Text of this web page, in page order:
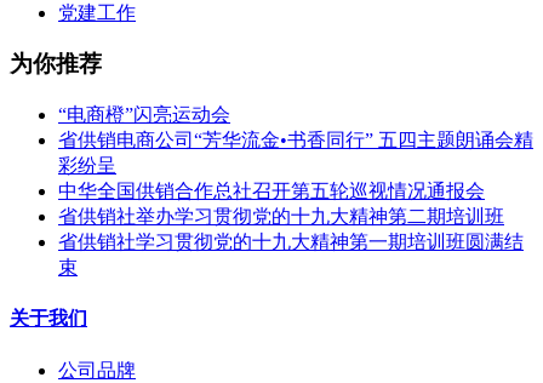
党建工作
为你推荐
“电商橙”闪亮运动会
省供销电商公司“芳华流金•书香同行” 五四主题朗诵会精
彩纷呈
中华全国供销合作总社召开第五轮巡视情况通报会
省供销社举办学习贯彻党的十九大精神第二期培训班
省供销社学习贯彻党的十九大精神第一期培训班圆满结
束
关于我们
公司品牌